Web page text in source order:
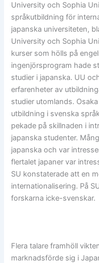
University och Sophia
språkutbildning för
japanska universiteten,
University och Sophia
kurser som hölls på
ingenjörsprogram hade
studier i japanska. UU
erfarenheter av
studier utomlands.
utbildning i svenska
pekade på skillnaden i
japanska studenter.
japanska och var
flertalet japaner var
SU konstaterade att en
internationalisering. På
forskarna icke-svenskar.
Flera talare framhöll
marknadsförde sig i